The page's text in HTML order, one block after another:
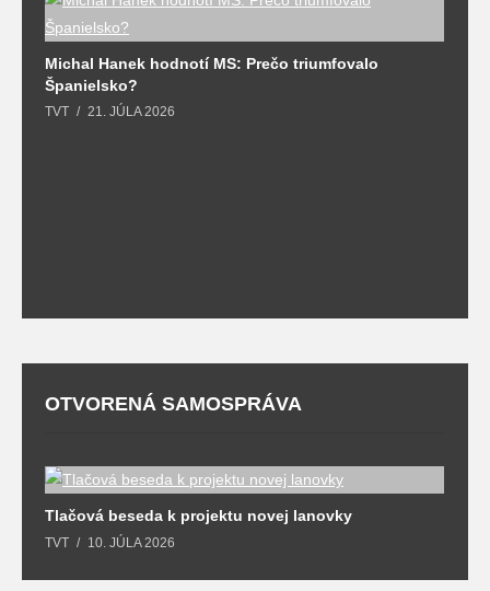
Michal Hanek hodnotí MS: Prečo triumfovalo
Španielsko?
TVT 21. JÚLA 2026
OTVORENÁ SAMOSPRÁVA
Tlačová beseda k projektu novej lanovky
TVT 10. JÚLA 2026